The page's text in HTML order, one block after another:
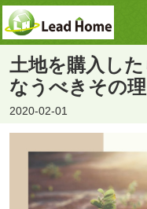
土地を購入し
なうべきその
2020-02-01